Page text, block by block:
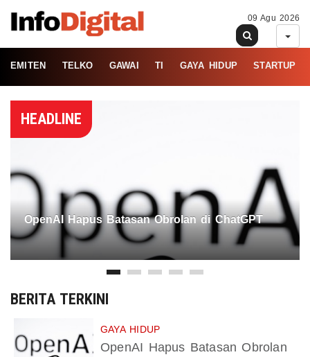
09 Agu 2026
EMITEN TELKO GAWAI TI GAYA HIDUP STARTUP
HEADLINE
OpenAI Hapus Batasan Obrolan di ChatGPT
BERITA TERKINI
GAYA HIDUP
OpenAI Hapus Batasan Obrolan